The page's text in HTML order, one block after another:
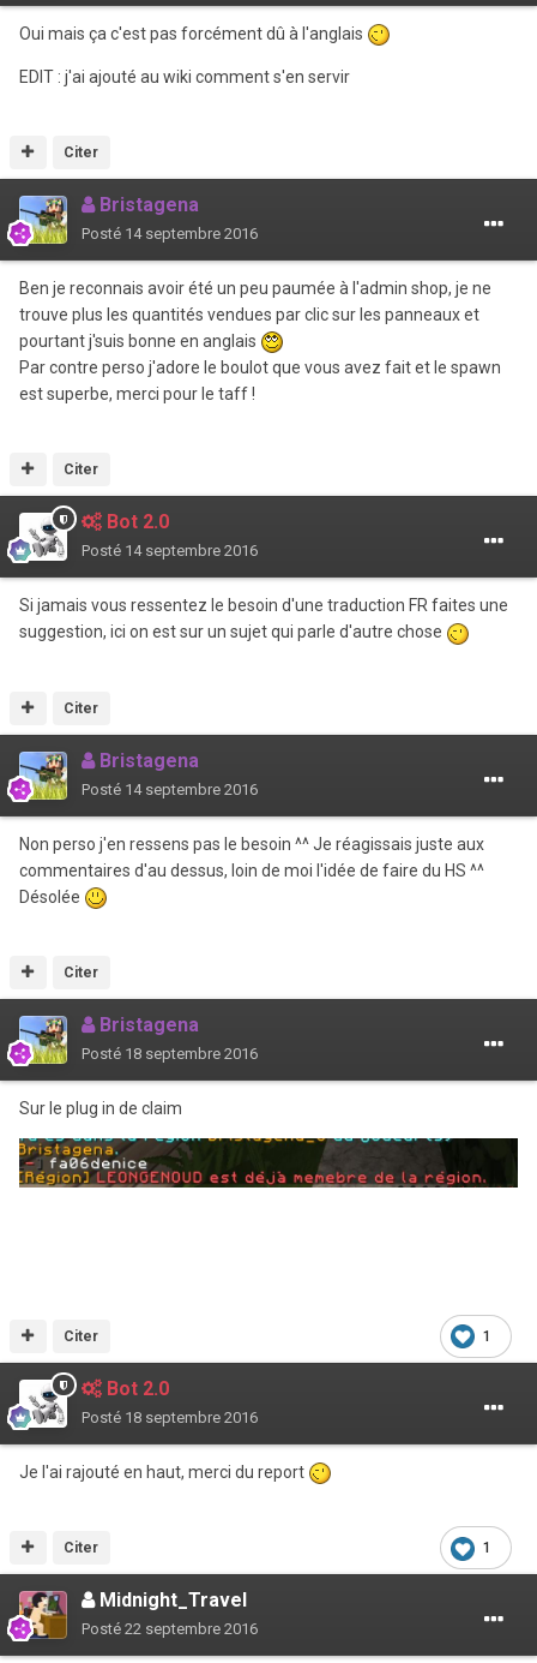
Oui mais ça c'est pas forcément dû à l'anglais
EDIT : j'ai ajouté au wiki comment s'en servir
Citer
Bristagena
Posté 14 septembre 2016
Ben je reconnais avoir été un peu paumée à l'admin shop, je ne
trouve plus les quantités vendues par clic sur les panneaux et
pourtant j'suis bonne en anglais
Par contre perso j'adore le boulot que vous avez fait et le spawn
est superbe, merci pour le taff !
Citer
Bot 2.0
Posté 14 septembre 2016
Si jamais vous ressentez le besoin d'une traduction FR faites une
suggestion, ici on est sur un sujet qui parle d'autre chose
Citer
Bristagena
Posté 14 septembre 2016
Non perso j'en ressens pas le besoin ^^ Je réagissais juste aux
commentaires d'au dessus, loin de moi l'idée de faire du HS ^^
Désolée
Citer
Bristagena
Posté 18 septembre 2016
Sur le plug in de claim
1
Citer
Bot 2.0
Posté 18 septembre 2016
Je l'ai rajouté en haut, merci du report
1
Citer
Midnight_Travel
Posté 22 septembre 2016